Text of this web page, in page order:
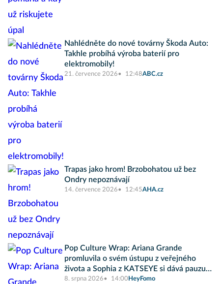
Nahlédněte do nové továrny Škoda Auto:
Takhle probíhá výroba baterií pro
elektromobily!
21. července 2026 12:48ABC.cz
Trapas jako hrom! Brzobohatou už bez
Ondry nepoznávají
14. července 2026 12:45AHA.cz
Pop Culture Wrap: Ariana Grande
promluvila o svém ústupu z veřejného
života a Sophia z KATSEYE si dává pauzu
od skupiny
8. srpna 2026 14:00 HeyFomo